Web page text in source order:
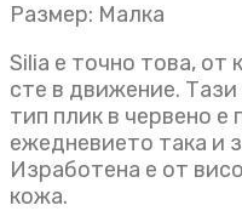
Размер: Малка
Silia е точно това, от
сте в движение.
тип плик в червено е
ежедневието така и
Изработена е от
кожа.